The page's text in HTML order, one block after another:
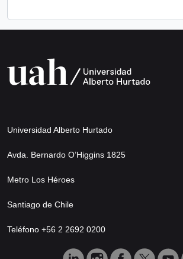
Universidad Alberto Hurtado
Avda. Bernardo O’Higgins 1825
Metro Los Héroes
Santiago de Chile
Teléfono +56 2 2692 0200